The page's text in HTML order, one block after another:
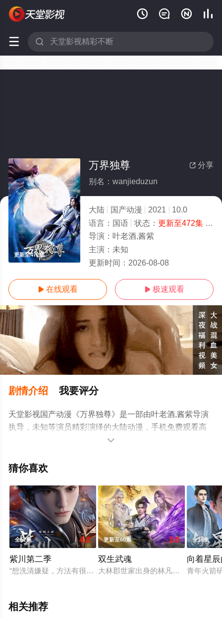
   
 
更新至472集
 分享
万界独尊
别名：wanjieduzun
大陆 国产动漫 2021
10.0
语言： 国语 状态： 更新至472集- 免费在线观看
导演： 叶老酒,酱紫
主演： 未知
更新时间： 2026-08-08
 在线观看  极速观看
剧情介绍 我要评分
天堂影视国产动漫《万界独尊》是一部由叶老酒,酱紫导演
执导，未知等演员精彩演绎的大陆动漫，手机免费观看高
清未删减完整版动漫全集就上天堂电影网，更多相关信息

猜你喜欢
全52集 4.0
紫川第二季
“想洗清嫌疑，方法有很多，语言辩解只是其中的一种，但也是
更新至60集 3.0
双生武魂
大林郡世家出身的林凡本是得到天骄
全16集
向着星
青年火箭
相关推荐